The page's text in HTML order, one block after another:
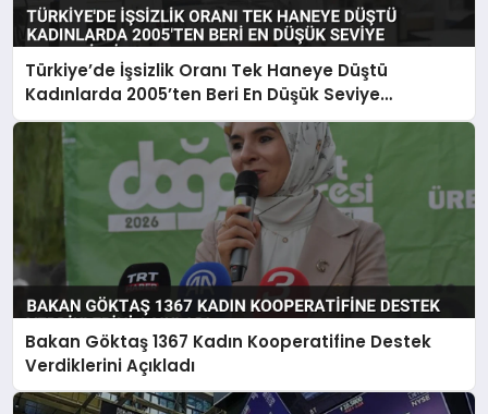
Türkiye’de İşsizlik Oranı Tek Haneye Düştü
Kadınlarda 2005’ten Beri En Düşük Seviye
Kaydedildi
Bakan Göktaş 1367 Kadın Kooperatifine Destek
Verdiklerini Açıkladı